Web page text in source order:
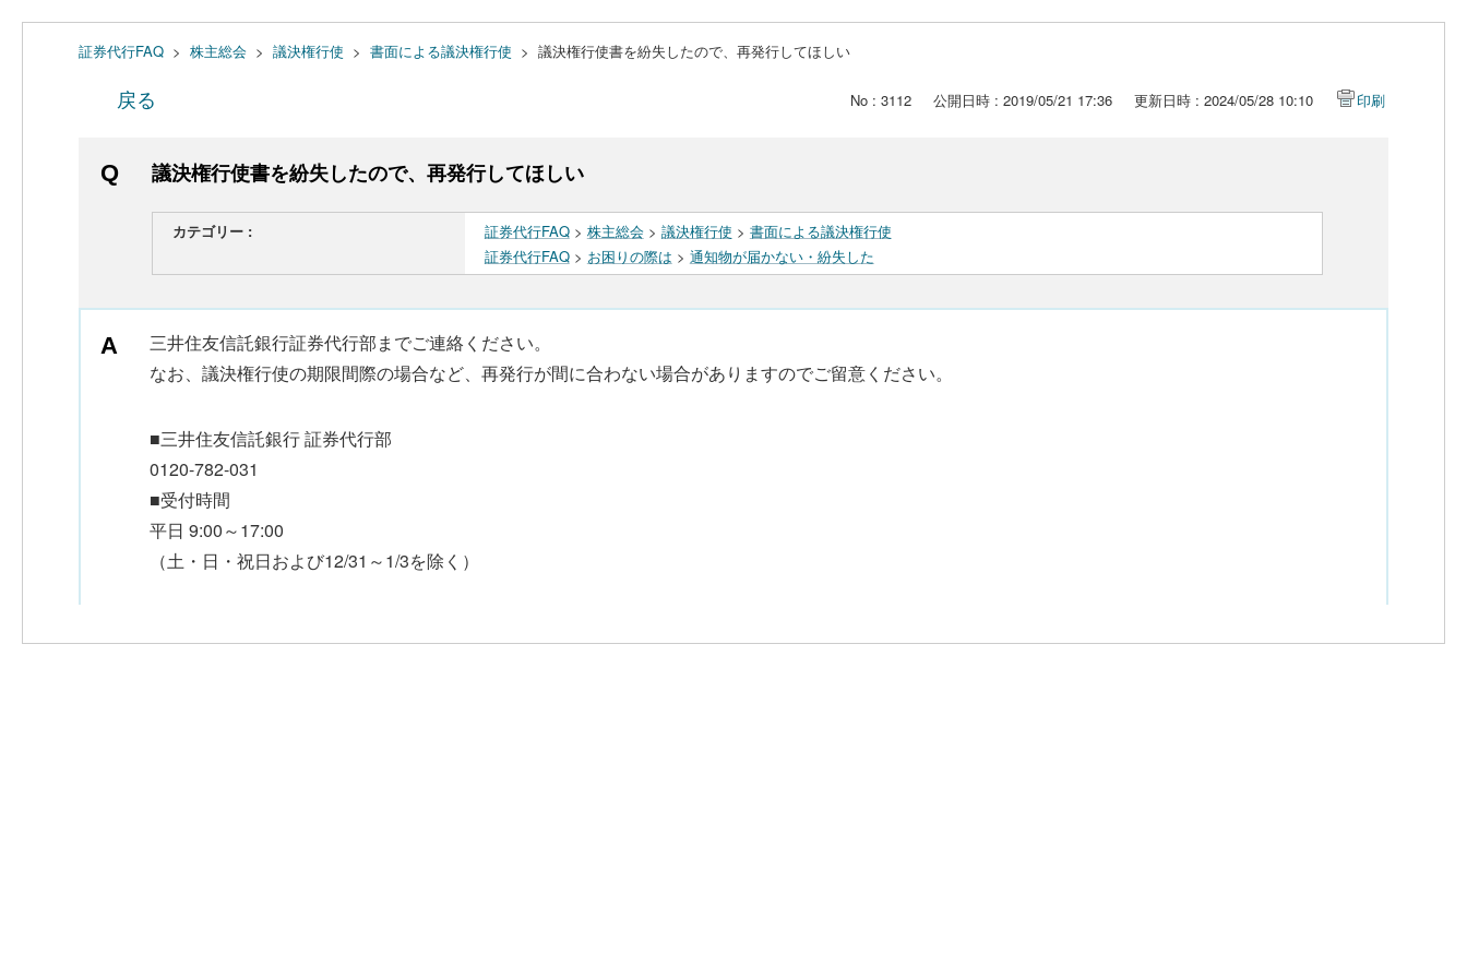
証券代行FAQ > 株主総会 > 議決権行使 > 書面による議決権行使 > 議決権行使書を紛失したので、再発行してほしい
戻る No : 3112 公開日時 : 2019/05/21 17:36 更新日時 : 2024/05/28 10:10 印刷
議決権行使書を紛失したので、再発行してほしい
カテゴリー : 証券代行FAQ> 株主総会> 議決権行使 > 書面による議決権行使
証券代行FAQ> お困りの際は > 通知物が届かない・紛失した
三井住友信託銀行証券代行部までご連絡ください。
なお、議決権行使の期限間際の場合など、再発行が間に合わない場合がありますのでご留意ください。
■三井住友信託銀行 証券代行部
0120-782-031
■受付時間
平日 9:00～17:00
（土・日・祝日および12/31～1/3を除く）